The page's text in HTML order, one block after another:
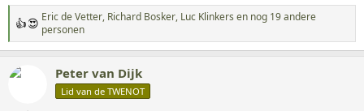
W
a
a
r
d
Eric de Vetter, Richard Bosker, Luc Klinkers en nog 19 andere
personen
Peter van Dijk
Lid van de TWENOT